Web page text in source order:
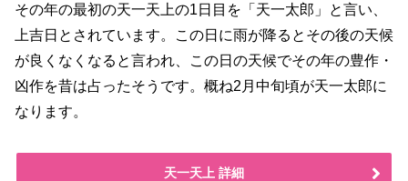
その年の最初の天一天上の1日目を「天一太郎」と言い、
上吉日とされています。この日に雨が降るとその後の天候
が良くなくなると言われ、この日の天候でその年の豊作・
凶作を昔は占ったそうです。概ね2月中旬頃が天一太郎に
なります。
天一天上 詳細